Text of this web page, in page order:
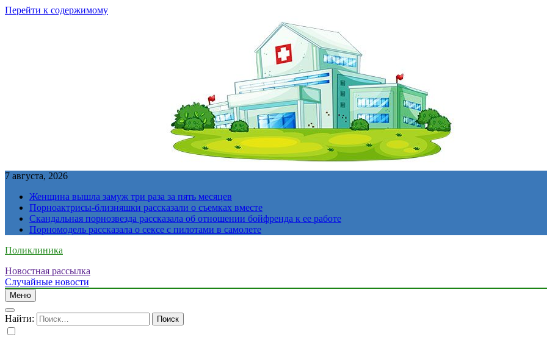
Перейти к содержимому
7 августа, 2026
Женщина вышла замуж три раза за пять месяцев
Порноактрисы-близняшки рассказали о съемках вместе
Скандальная порнозвезда рассказала об отношении бойфренда к ее работе
Порномодель рассказала о сексе с пилотами в самолете
Поликлиника
Новостная рассылка
Случайные новости
Меню
Найти: